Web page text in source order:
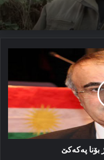
پەکەکێ